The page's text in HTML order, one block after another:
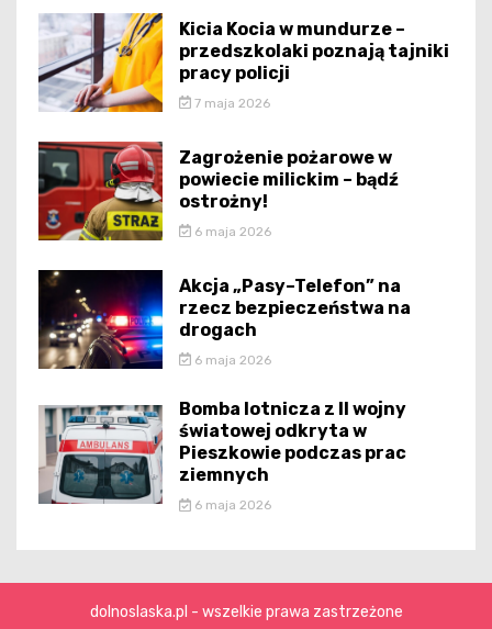
Kicia Kocia w mundurze –
przedszkolaki poznają tajniki
pracy policji
7 maja 2026
Zagrożenie pożarowe w
powiecie milickim – bądź
ostrożny!
6 maja 2026
Akcja „Pasy–Telefon” na
rzecz bezpieczeństwa na
drogach
6 maja 2026
Bomba lotnicza z II wojny
światowej odkryta w
Pieszkowie podczas prac
ziemnych
6 maja 2026
dolnoslaska.pl - wszelkie prawa zastrzeżone